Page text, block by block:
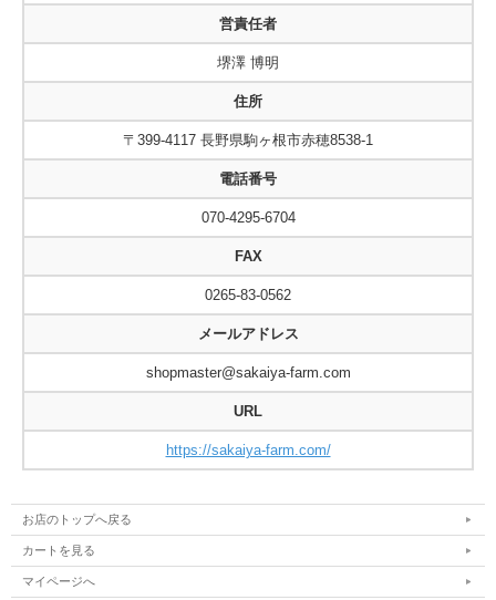
営責任者
堺澤 博明
住所
〒399-4117 長野県駒ヶ根市赤穂8538-1
電話番号
070-4295-6704
FAX
0265-83-0562
メールアドレス
shopmaster@sakaiya-farm.com
URL
https://sakaiya-farm.com/
お店のトップへ戻る
カートを見る
マイページへ